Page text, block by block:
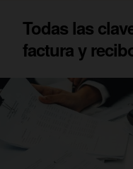
Todas las
factura y